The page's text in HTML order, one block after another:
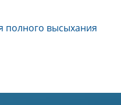
полного высыхания